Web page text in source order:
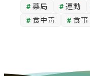
薬局
運動
食中毒
食事